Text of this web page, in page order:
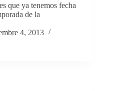
que ya tenemos fecha
de la
4, 2013